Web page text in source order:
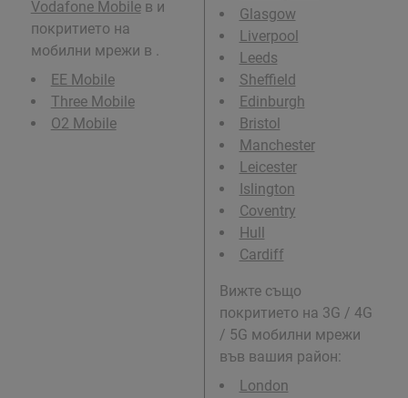
Vodafone Mobileв и
покритието на
мобилни мрежи в .
EE Mobile
Three Mobile
O2 Mobile
Glasgow
Liverpool
Leeds
Sheffield
Edinburgh
Bristol
Manchester
Leicester
Islington
Coventry
Hull
Cardiff
Вижте също
покритието на 3G / 4G
/ 5G мобилни мрежи
във вашия район:
London